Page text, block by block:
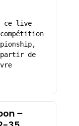
ce live
partir de
–